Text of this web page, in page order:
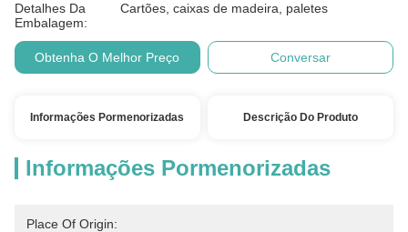
Detalhes Da
Embalagem:
Cartões, caixas de madeira, paletes
Obtenha O Melhor Preço Conversar
Informações Pormenorizadas Descrição Do Produto
Informações Pormenorizadas
Place Of Origin: